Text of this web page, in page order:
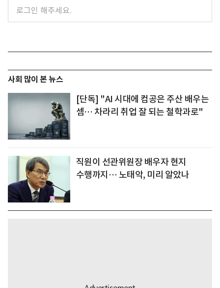
사회 많이 본 뉴스
[단독] "AI 시대에 컴공은 주산 배우는
셈… 차라리 취업 잘 되는 철학과로"
직원이 선관위원장 배우자 현지
수행까지… 노태악, 미리 알았나